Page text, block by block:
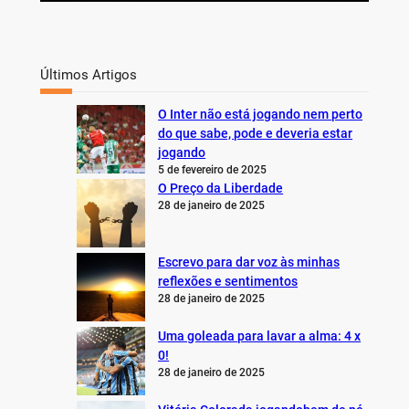
Últimos Artigos
O Inter não está jogando nem perto
do que sabe, pode e deveria estar
jogando
5 de fevereiro de 2025
O Preço da Liberdade
28 de janeiro de 2025
Escrevo para dar voz às minhas
reflexões e sentimentos
28 de janeiro de 2025
Uma goleada para lavar a alma: 4 x
0!
28 de janeiro de 2025